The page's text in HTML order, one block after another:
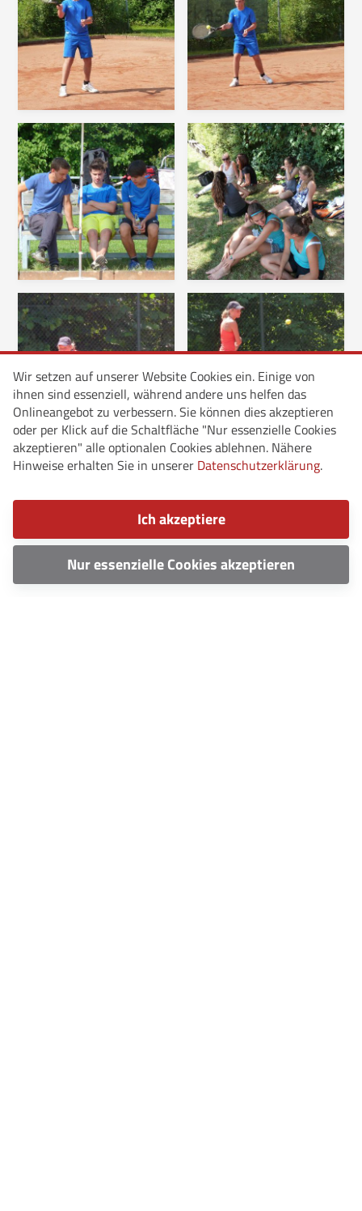
Wir setzen auf unserer Website Cookies ein. Einige von
ihnen sind essenziell, während andere uns helfen das
Onlineangebot zu verbessern. Sie können dies akzeptieren
oder per Klick auf die Schaltfläche "Nur essenzielle Cookies
akzeptieren" alle optionalen Cookies ablehnen. Nähere
Hinweise erhalten Sie in unserer Datenschutzerklärung.
Ich akzeptiere
Nur essenzielle Cookies akzeptieren